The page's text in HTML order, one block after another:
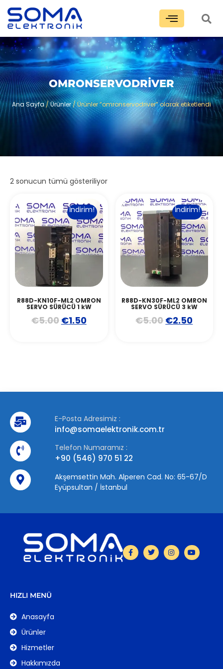
OMRONSERVODRIVER
Ana Sayfa/Ürünler/ Ürünler “omronservodriver” olarak etiketlendi
2 sonucun tümü gösteriliyor
İndirim!
R88D-KN10F-ML2 OMRON
SERVO SÜRÜCÜ 1 kW
€5.00 €1.50
İndirim!
R88D-KN30F-ML2 OMRON
SERVO SÜRÜCÜ 3 kW
€5.00 €2.50
E-Posta Adresimiz :
info@somaelektronik.com.tr
Telefon Numaramız :
+90 (546) 970 51 22
Akşemsettin Mah. Alperen Cad. No: 65-67/D
Eyüpsultan / İstanbul
HIZLI MENÜ
Anasayfa
Ürünler
Hizmetler
Hakkımızda